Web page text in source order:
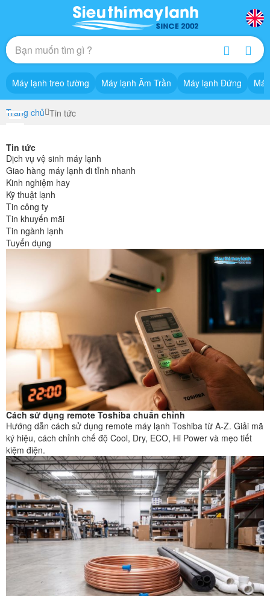
Máy lạnh treo tường Máy lạnh Âm Trần Máy lạnh Đứng
Trang chủ Tin tức
Tin tức
Dịch vụ vệ sinh máy lạnh
Giao hàng máy lạnh đi tỉnh nhanh
Kinh nghiệm hay
Kỹ thuật lạnh
Tin công ty
Tin khuyến mãi
Tin ngành lạnh
Tuyển dụng
Cách sử dụng remote Toshiba chuẩn chỉnh
Hướng dẫn cách sử dụng remote máy lạnh Toshiba từ A-Z. Giải mã
ký hiệu, cách chỉnh chế độ Cool, Dry, ECO, Hi Power và mẹo tiết
kiệm điện.